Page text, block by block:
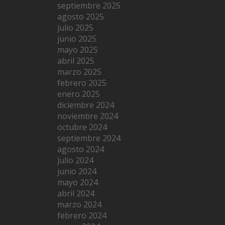
septiembre 2025
agosto 2025
julio 2025
junio 2025
mayo 2025
abril 2025
marzo 2025
febrero 2025
enero 2025
diciembre 2024
noviembre 2024
octubre 2024
septiembre 2024
agosto 2024
julio 2024
junio 2024
mayo 2024
abril 2024
marzo 2024
febrero 2024